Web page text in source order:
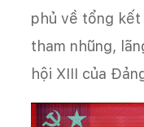
phủ về tổng
tham nhũng,
hội XIII của